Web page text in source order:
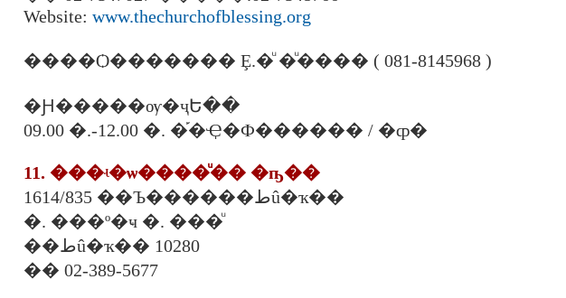
Website: www.thechurchofblessing.org
����Ѻ������� Ȩ.�ͧ �ͧ���� ( 081-8145968 )
�Ԩ�����ѹ�ҷԵ��
09.00 �.-12.00 �. �֡�Ҿ�Ф������ / �ȹ�
11. ���ʵ�ѡ����ͧ�� �ҧ��
1614/835 ��Ъ������طû�ҡ��
�. ���º�ҹ �. ���ͧ
��طû�ҡ�� 10280
�� 02-389-5677